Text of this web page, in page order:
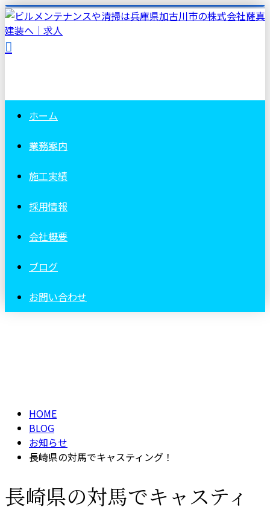
ホーム
業務案内
施工実績
採用情報
会社概要
ブログ
お問い合わせ
HOME
BLOG
お知らせ
長崎県の対馬でキャスティング！
長崎県の対馬でキャスティ